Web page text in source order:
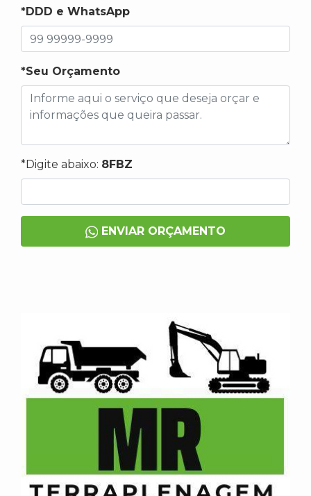
*DDD e WhatsApp
*Seu Orçamento
*Digite abaixo: 8FBZ
ENVIAR ORÇAMENTO